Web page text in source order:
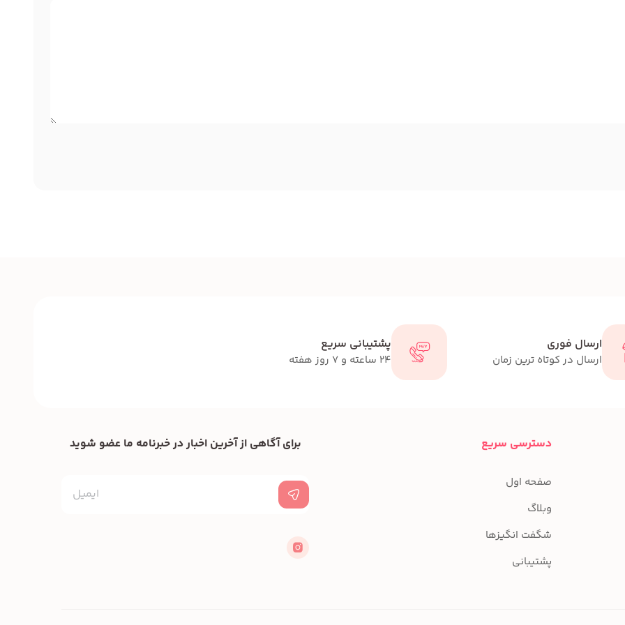
ارسال فوری
ارسال در کوتاه ترین زمان
پشتیبانی سریع
24 ساعته و 7 روز هفته
دسترسی سریع
صفحه اول
وبلاگ
شگفت انگیزها
پشتیبانی
برای آگاهی از آخرین اخبار در خبرنامه ما عضو شوید